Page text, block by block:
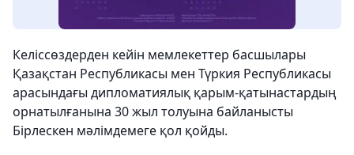
Келіссөздерден кейін мемлекеттер басшылары
Қазақстан Республикасы мен Түркия Республикасы
арасындағы дипломатиялық қарым-қатынастардың
орнатылғанына 30 жыл толуына байланысты
Бірлескен мәлімдемеге қол қойды.